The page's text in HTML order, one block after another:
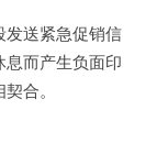
发送紧急促销信
而产生负面印
合。